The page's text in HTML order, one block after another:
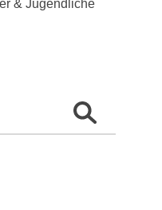
& Jugendliche
Suchformular